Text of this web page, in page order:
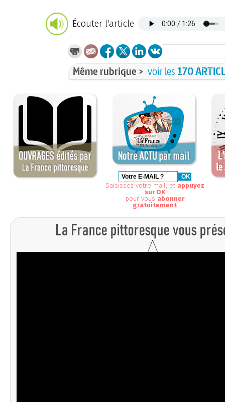
Écouter l'article
Même rubrique > voir les 170
Saisissez votre mail, et appuyez
sur OK
pour vous abonner
gratuitement